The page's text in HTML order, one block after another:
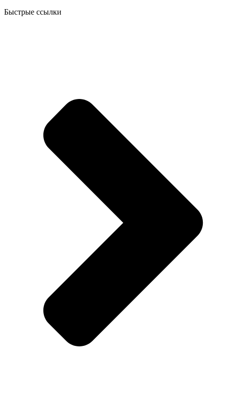
Быстрые ссылки